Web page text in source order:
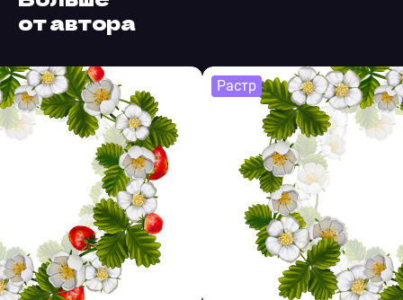
от автора
Растр